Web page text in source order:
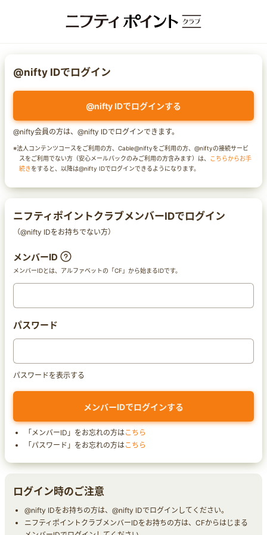
@nifty IDでログイン
@nifty IDでログインする
@nifty会員の方は、@nifty IDでログインできます。
※法人コンテンツコースをご利用の方、Cable@niftyをご利用の方、@niftyの接続サービ
スをご利用でない方（安心メールパックのみご利用の方含みます）は、 こちらからお手
続きをすると、以降は@nifty IDでログインできるようになります。
ニフティポイントクラブメンバーIDでログイン
（@nifty IDをお持ちでない方）
メンバーID
メンバーIDとは、アルファベットの「CF」から始まるIDです。
パスワード
パスワードを表示する
「メンバーID」をお忘れの方はこちら
「パスワード」をお忘れの方はこちら
ログイン時のご注意
@nifty IDをお持ちの方は、@nifty IDでログインしてください。
ニフティポイントクラブメンバーIDをお持ちの方は、CFからはじまる